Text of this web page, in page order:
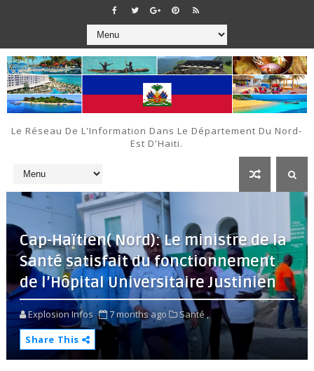
Le Réseau De L'Information Dans Le Département Du Nord-
Est D'Haiti.
Cap-Haïtien( Nord): Le ministre de la
Santé satisfait du fonctionnement
de l’Hôpital Universitaire Justinien
Explosion Infos 7 months ago
Santé ,
Share This